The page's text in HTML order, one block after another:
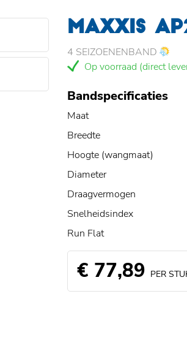
MAXXIS
4 SEIZOENENBAND
Op voorraad (direct
Bandspecificaties
Maat
Breedte
Hoogte (wangmaat)
Diameter
Draagvermogen
Snelheidsindex
Run Flat
€ 77,89 PER